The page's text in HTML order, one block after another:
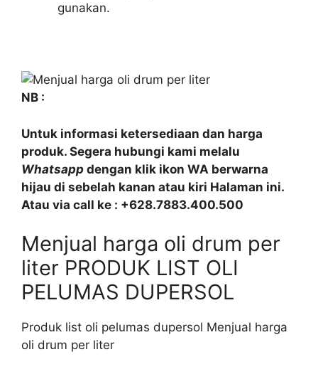
gunakan.
NB :
Untuk informasi ketersediaan dan harga
produk. Segera hubungi kami melalu
Whatsapp dengan klik ikon WA berwarna
hijau di sebelah kanan atau kiri Halaman ini.
Atau via call ke : +628.7883.400.500
Menjual harga oli drum per
liter PRODUK LIST OLI
PELUMAS DUPERSOL
Produk list oli pelumas dupersol Menjual harga
oli drum per liter